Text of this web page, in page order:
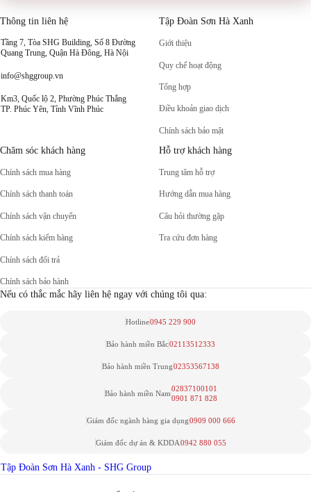
Thông tin liên hệ
Tầng 7, Tòa SHG Building, Số 8 Đường
Quang Trung, Quận Hà Đông, Hà Nội
info@shggroup.vn
Km3, Quốc lộ 2, Phường Phúc Thắng
TP. Phúc Yên, Tỉnh Vĩnh Phúc
Tập Đoàn Sơn Hà Xanh
Giới thiệu
Quy chế hoạt động
Tổng hợp
Điều khoản giao dịch
Chính sách bảo mật
Chăm sóc khách hàng
Chính sách mua hàng
Chính sách thanh toán
Chính sách vận chuyển
Chính sách kiểm hàng
Chính sách đổi trả
Chính sách bảo hành
Hỗ trợ khách hàng
Trung tâm hỗ trợ
Hướng dẫn mua hàng
Câu hỏi thường gặp
Tra cứu đơn hàng
Nếu có thắc mắc hãy liên hệ ngay với chúng tôi qua:
Hotline0945 229 900
Bảo hành miền Bắc02113512333
Bảo hành miền Trung02353567138
Bảo hành miền Nam
02837100101
0901 871 828
Giám đốc ngành hàng gia dụng0909 000 666
Giám đốc dự án & KDDA0942 880 055
Tập Đoàn Sơn Hà Xanh - SHG Group